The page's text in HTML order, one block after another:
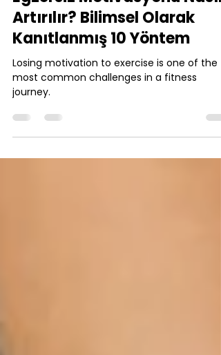
şeyma kıvrak
6 Mar
3 dakikada okunur
Egzersiz Motivasyonu Nasıl
Artırılır? Bilimsel Olarak
Kanıtlanmış 10 Yöntem
Losing motivation to exercise is one of the